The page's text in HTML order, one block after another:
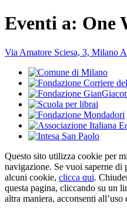
Eventi a: One
Via Amatore Sciesa, 3, Milano
Questo sito utilizza cookie per
navigazione. Se vuoi saperne di
alcuni cookie, clicca qui.
questa pagina, cliccando su un
altra maniera, acconsenti all’uso